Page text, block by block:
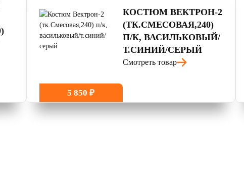
5 850 ₽
КОСТЮМ ВЕКТРОН-2
(ТК.СМЕСОВАЯ,240)
П/К, ВАСИЛЬКОВЫЙ/
Т.СИНИЙ/СЕРЫЙ
Смотреть товар